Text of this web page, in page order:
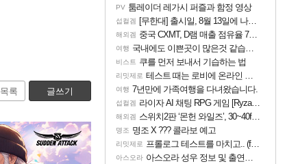
목록 글쓰기
PV 툼레이더 레가시 퍼즐과 함정 영상
섭컬겜 [무한대] 출시일, 8월 13일에 나오나
해외겜 중국 CXMT, D램 매출 점유율 7%…글로벌 4위로 부상
여행 국내에도 이쁜곳이 많은것 같습니다
비스트 쿠를 먼저 보내서 기습하는 법
리밋제로 테스트 때는 로비에 온라인 기능이 있는데
여행 7년만에 가족여행을 다녀왔습니다.
섭컬겜 라이자 AI 채팅 RPG 게임 [RyzaChat: AI] 공개
해외겜 스위치2판 ‘몬헌 와일즈’, 30~40fps 목표 추정
명조 명조 X ??? 콜라보 예고
리밋제로 프롤로그 테스트를 마치고.. (feat. 리아)
아스오라 아스오라 성우 정보 및 출연작 모음